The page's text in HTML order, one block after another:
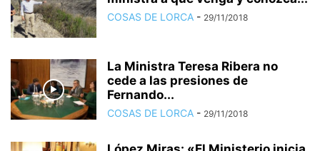
COSAS DE LORCA - 29/11/2018
La Ministra Teresa Ribera no
cede a las presiones de
Fernando...
COSAS DE LORCA - 29/11/2018